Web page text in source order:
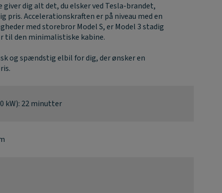
giver dig alt det, du elsker ved Tesla-brandet,
pris. Accelerationskraften er på niveau med en
med storebror Model S, er Model 3 stadig
til den minimalistiske kabine.
og spændstig elbil for dig, der ønsker en
kW): 22 minutter